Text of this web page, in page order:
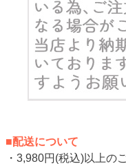
■配送について
・3,980円(税込)以上の